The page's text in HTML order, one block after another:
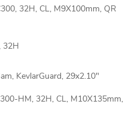
32H, CL, M9X100mm, QR
32H
KevlarGuard, 29x2.10"
HM, 32H, CL, M10X135mm,